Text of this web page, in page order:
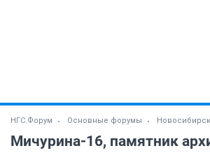
НГС.Форум Основные форумы